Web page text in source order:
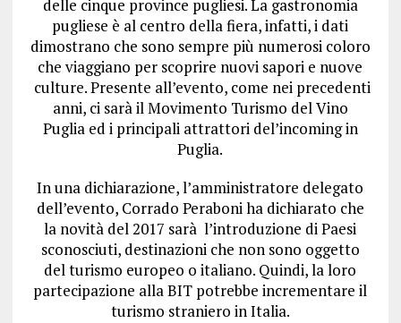
delle cinque province pugliesi. La gastronomia
pugliese è al centro della fiera, infatti, i dati
dimostrano che sono sempre più numerosi coloro
che viaggiano per scoprire nuovi sapori e nuove
culture. Presente all’evento, come nei precedenti
anni, ci sarà il Movimento Turismo del Vino
Puglia ed i principali attrattori del’incoming in
Puglia.
In una dichiarazione, l’amministratore delegato
dell’evento, Corrado Peraboni ha dichiarato che
la novità del 2017 sarà l’introduzione di Paesi
sconosciuti, destinazioni che non sono oggetto
del turismo europeo o italiano. Quindi, la loro
partecipazione alla BIT potrebbe incrementare il
turismo straniero in Italia.